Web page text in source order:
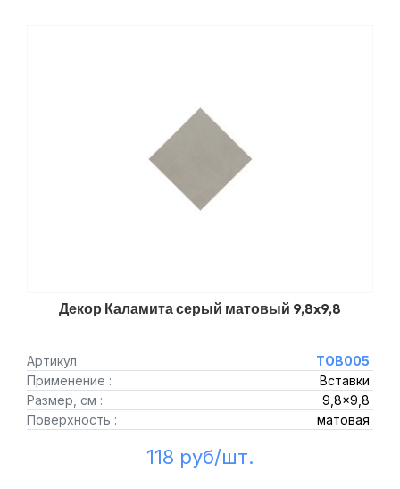
Декор Каламита серый матовый 9,8x9,8
Артикул
TOB005
Применение :
Вставки
Размер, см :
9,8x9,8
Поверхность :
матовая
118 руб/шт.